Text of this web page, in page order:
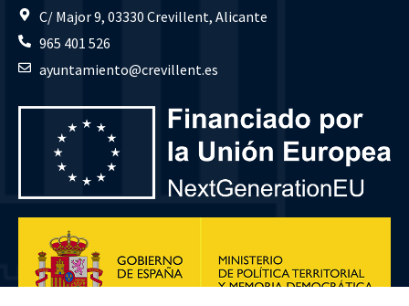
C/ Major 9, 03330 Crevillent, Alicante
965 401 526
ayuntamiento@crevillent.es